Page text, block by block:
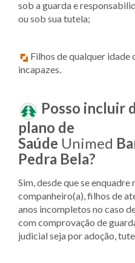
sob a guarda e
ou sob sua tutela;
Filhos de qualquer
incapazes.
Posso incluir
plano de
Saúde Unimed
Pedra Bela?
Sim, desde que se
companheiro(a), filhos de
anos incompletos no caso
com comprovação de
judicial seja por adoção,